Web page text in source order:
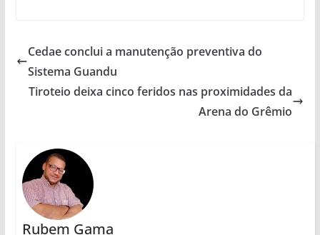
Cedae conclui a manutenção preventiva do
Sistema Guandu
Tiroteio deixa cinco feridos nas proximidades da
Arena do Grêmio
Rubem Gama